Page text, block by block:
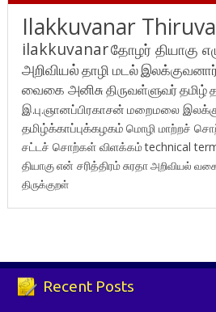
Ilakkuvanar
ilakkuvanarதோழர் தியாகு
அறிவியல்தாழி மடல்
வைகை அனிசுதிருவள்ளுவர்தமிழ்
இ.பு.ஞானப்பிரகாசன் மறைமலை
தமிழ்க்காப்புக்கழகம் மொழி மாற்றச்
சட்டச் சொற்கள் விளக்கம்technical
தியாகுஎன் சரித்திரம்சுரதாஅறிவியல்
திருக்குறள்
Recent Posts